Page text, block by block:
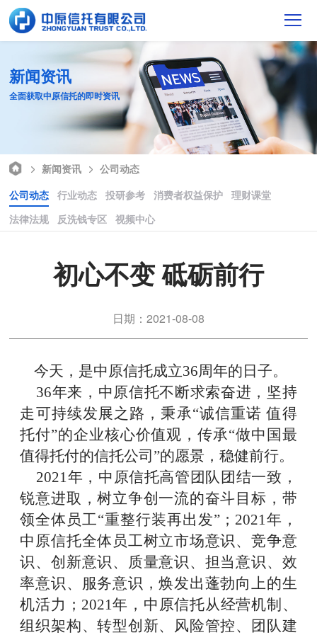
新闻资讯
全面获取中原信托的即时资讯
新闻资讯
公司动态
公司动态
行业动态 投研参考 消费者权益保护
理财课堂
法律法规
反洗钱专区 视频中心
初心不变 砥砺前行
日期：2021-08-08
今天，是中原信托成立36周年的日子。
36年来，中原信托不断求索奋进，坚持
走可持续发展之路，秉承“诚信重诺 值得
托付”的企业核心价值观，传承“做中国最
值得托付的信托公司”的愿景，稳健前行。
2021年，中原信托高管团队团结一致，
锐意进取，树立争创一流的奋斗目标，带
领全体员工“重整行装再出发”；2021年，
中原信托全体员工树立市场意识、竞争意
识、创新意识、质量意识、担当意识、效
率意识、服务意识，焕发出蓬勃向上的生
机活力；2021年，中原信托从经营机制、
组织架构、转型创新、风险管控、团队建